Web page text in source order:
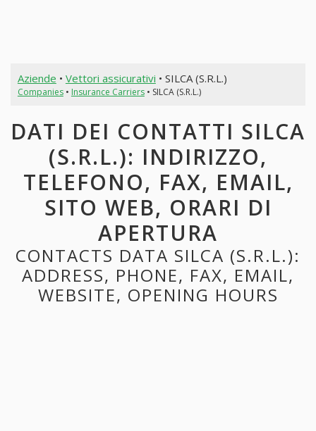
Aziende • Vettori assicurativi • SILCA (S.R.L.)
Companies• Insurance Carriers• SILCA (S.R.L.)
DATI DEI CONTATTI SILCA
(S.R.L.): INDIRIZZO,
TELEFONO, FAX, EMAIL,
SITO WEB, ORARI DI
APERTURA
CONTACTS DATA SILCA (S.R.L.):
ADDRESS, PHONE, FAX, EMAIL,
WEBSITE, OPENING HOURS